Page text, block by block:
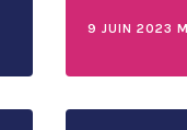
9 JUIN 2023